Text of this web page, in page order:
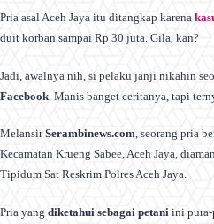
Pria asal Aceh Jaya itu ditangkap karena
duit korban sampai Rp 30 juta. Gila, kan?
Jadi, awalnya nih, si pelaku janji nikahin
Facebook . Manis banget ceritanya, tapi
MelansirSerambinews.com, seorang pria
Kecamatan Krueng Sabee, Aceh Jaya,
Tipidum Sat Reskrim Polres Aceh Jaya.
Pria yang diketahui sebagai petani ini pura-